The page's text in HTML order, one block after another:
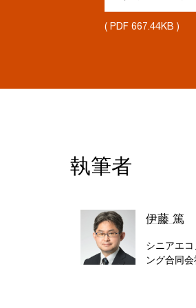
( PDF 667.44KB )
執筆者
伊藤 篤
シニアエ
ング合同会